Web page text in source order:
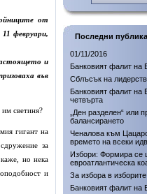
от
февруари,
и
във
светиня?
гигант на
за
но нека
и
Последни
01/11/2016
Банковият фалит на
Сблъсък на
Банковият фалит на
четвърта
„Ден разделен“ или
балансирането
Ченалова към
времето на всеки
Избори: Формира се
евроатлантическа
За избора в изборите
Банковият фалит на